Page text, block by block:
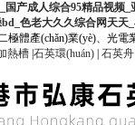
国产成人综合95精品视
色老大久久综合网天天
體產(chǎn)業(yè)、光
熱槽 石英環(huán) 石英舟